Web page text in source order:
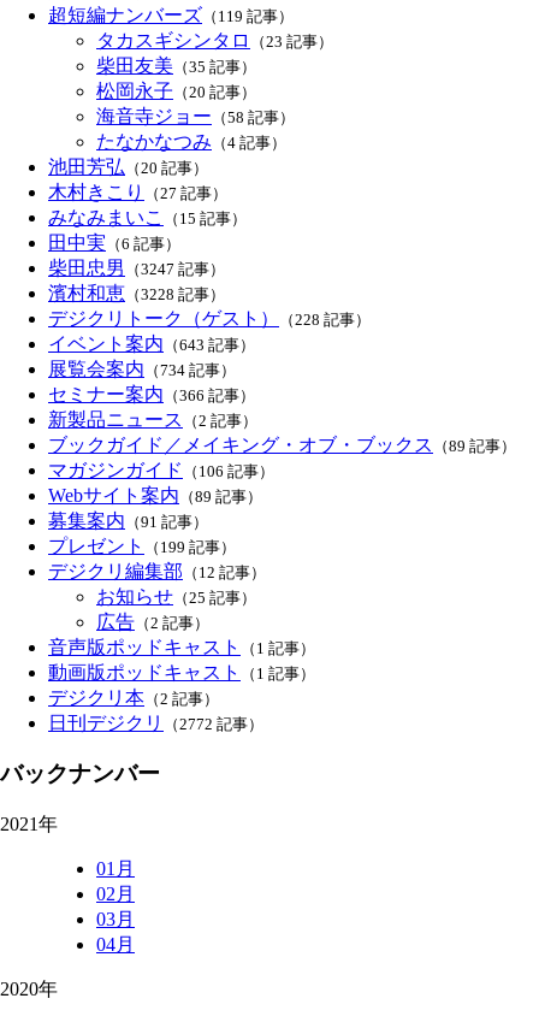
超短編ナンバーズ （119 記事）
タカスギシンタロ （23 記事）
柴田友美 （35 記事）
松岡永子 （20 記事）
海音寺ジョー （58 記事）
たなかなつみ （4 記事）
池田芳弘 （20 記事）
木村きこり （27 記事）
みなみまいこ （15 記事）
田中実 （6 記事）
柴田忠男 （3247 記事）
濱村和恵 （3228 記事）
デジクリトーク（ゲスト） （228 記事）
イベント案内 （643 記事）
展覧会案内 （734 記事）
セミナー案内 （366 記事）
新製品ニュース （2 記事）
ブックガイド／メイキング・オブ・ブックス （89 記事）
マガジンガイド （106 記事）
Webサイト案内 （89 記事）
募集案内 （91 記事）
プレゼント （199 記事）
デジクリ編集部 （12 記事）
お知らせ （25 記事）
広告 （2 記事）
音声版ポッドキャスト （1 記事）
動画版ポッドキャスト （1 記事）
デジクリ本 （2 記事）
日刊デジクリ （2772 記事）
バックナンバー
2021年
01月
02月
03月
04月
2020年